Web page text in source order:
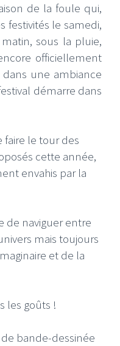
de la foule qui,
festivités le samedi,
sous la pluie,
officiellement
dans une ambiance
démarre dans
le tour des
cette année,
envahis par la
de naviguer entre
mais toujours
et de la
les goûts !
bande-dessinée